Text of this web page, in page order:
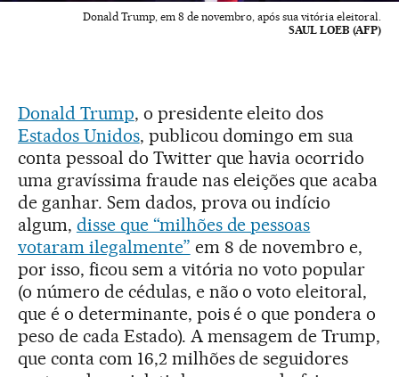
Donald Trump, em 8 de novembro, após sua vitória eleitoral.
SAUL LOEB (AFP)
Donald Trump, o presidente eleito dos
Estados Unidos, publicou domingo em sua
conta pessoal do Twitter que havia ocorrido
uma gravíssima fraude nas eleições que acaba
de ganhar. Sem dados, prova ou indício
algum, disse que “milhões de pessoas
votaram ilegalmente” em 8 de novembro e,
por isso, ficou sem a vitória no voto popular
(o número de cédulas, e não o voto eleitoral,
que é o determinante, pois é o que pondera o
peso de cada Estado). A mensagem de Trump,
que conta com 16,2 milhões de seguidores